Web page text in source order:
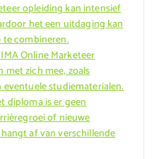
opleiding kan intensief
het een uitdaging kan
te combineren.
Online Marketeer
zich mee, zoals
studiematerialen.
diploma is er geen
of nieuwe
af van verschillende